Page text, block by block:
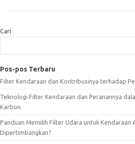
Cari
Pos-pos Terbaru
Filter Kendaraan dan Kontribusinya terhadap
Teknologi Filter Kendaraan dan Peranannya
Karbon
Panduan Memilih Filter Udara untuk Kendaraan
Dipertimbangkan?